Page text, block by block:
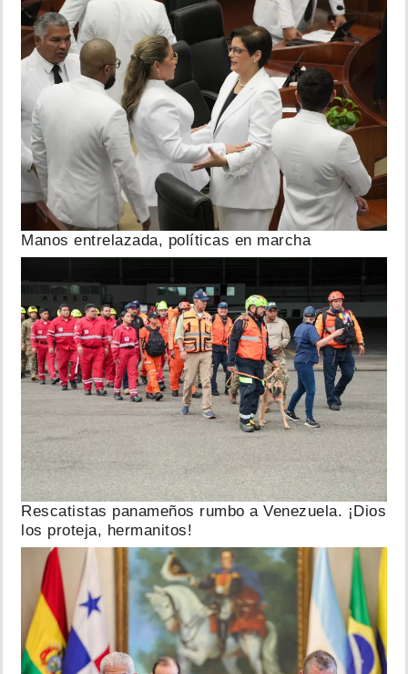
Manos entrelazada, políticas en marcha
Rescatistas panameños rumbo a Venezuela. ¡Dios
los proteja, hermanitos!